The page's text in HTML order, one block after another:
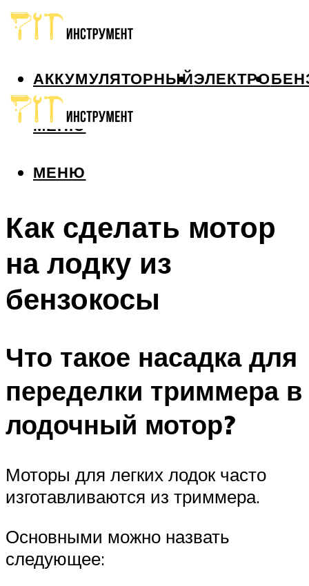
АККУМУЛЯТОРНЫЙЭЛЕКТРО
МЕНЮ
МЕНЮ
Как сделать мотор
на лодку из
бензокосы
Что такое насадка для
переделки триммера в
лодочный мотор?
Моторы для легких лодок часто
изготавливаются из триммера.
Основными можно назвать
следующее: